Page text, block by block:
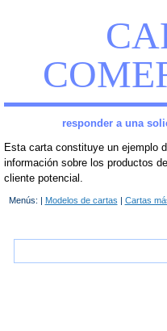
responder a una
Esta carta constituye un ejemplo
información sobre los productos
cliente potencial.
Menús: | Modelos de cartas Cartas